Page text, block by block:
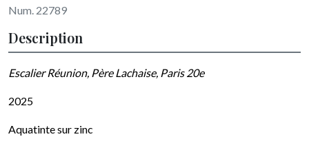
Num. 22789
Description
Escalier Réunion, Père Lachaise, Paris 20e
2025
Aquatinte sur zinc